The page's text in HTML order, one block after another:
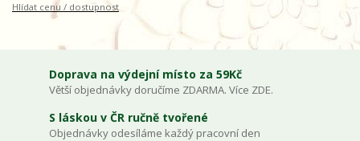
Hlídat cenu / dostupnost
Doprava na výdejní místo za 59Kč
Větší objednávky doručíme ZDARMA. Více ZDE.
S láskou v ČR ručně tvořené
Objednávky odesíláme každý pracovní den